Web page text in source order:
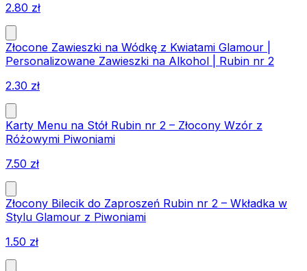
2.80 zł
Złocone Zawieszki na Wódkę z Kwiatami Glamour |
Personalizowane Zawieszki na Alkohol | Rubin nr 2
2.30 zł
Karty Menu na Stół Rubin nr 2 – Złocony Wzór z
Różowymi Piwoniami
7.50 zł
Złocony Bilecik do Zaproszeń Rubin nr 2 – Wkładka w
Stylu Glamour z Piwoniami
1.50 zł